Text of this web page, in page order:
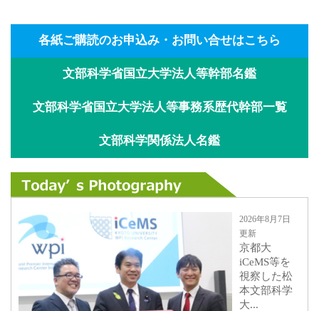
各紙ご購読のお申込み・お問い合せはこちら
文部科学省国立大学法人等幹部名鑑
文部科学省国立大学法人等事務系歴代幹部一覧
文部科学関係法人名鑑
2026年8月7日
更新
京都大
iCeMS等を
視察した松
本文部科学
大...